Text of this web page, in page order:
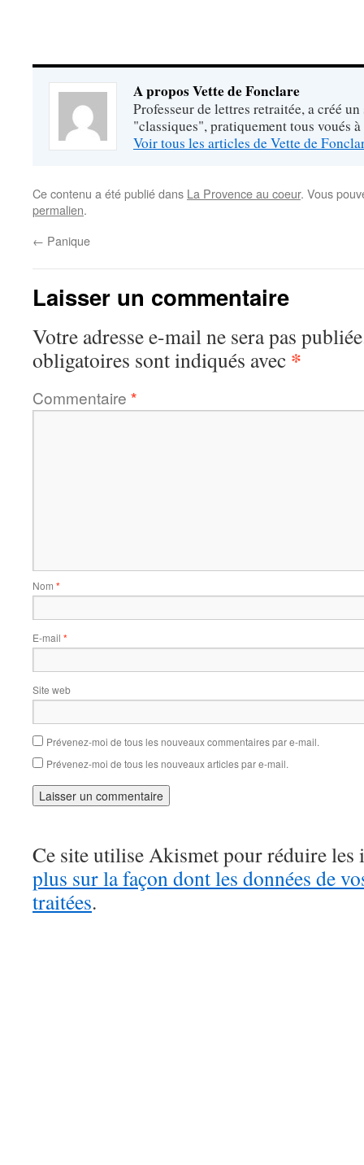
A propos Vette de Fonclare
Professeur de lettres retraitée, a créé
"classiques", pratiquement tous voués
Voir tous les articles de Vette de
Ce contenu a été publié dans La Provence au coeur. Vous
permalien.
← Panique
Laisser un commentaire
Votre adresse e-mail ne sera pas
obligatoires sont indiqués avec *
Commentaire *
Nom *
E-mail *
Site web
Prévenez-moi de tous les nouveaux commentaires par e-mail.
Prévenez-moi de tous les nouveaux articles par e-mail.
Ce site utilise Akismet pour réduire les
plus sur la façon dont les données de
traitées.